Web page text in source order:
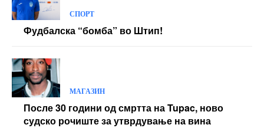
СПОРТ
Фудбалска “бомба” во Штип!
МАГАЗИН
После 30 години од смртта на Tupac, ново
судско рочиште за утврдување на вина